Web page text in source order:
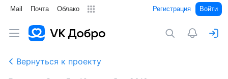
Mail Почта Облако Регистрация Войти
Вернуться к проекту